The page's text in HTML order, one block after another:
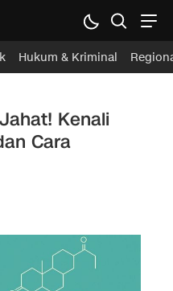
Hukum & Kriminal
Kenali
Cara